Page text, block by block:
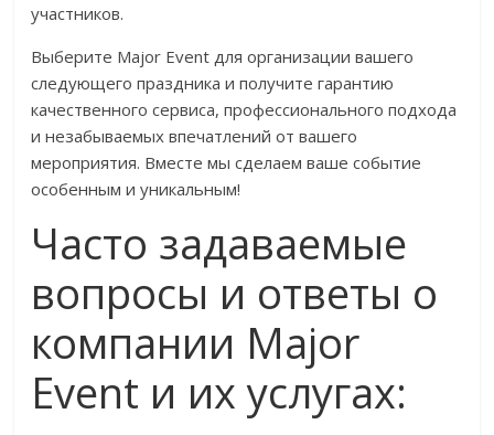
участников.
Выберите Major Event для организации вашего
следующего праздника и получите гарантию
качественного сервиса, профессионального подхода
и незабываемых впечатлений от вашего
мероприятия. Вместе мы сделаем ваше событие
особенным и уникальным!
Часто задаваемые
вопросы и ответы о
компании Major
Event и их услугах: